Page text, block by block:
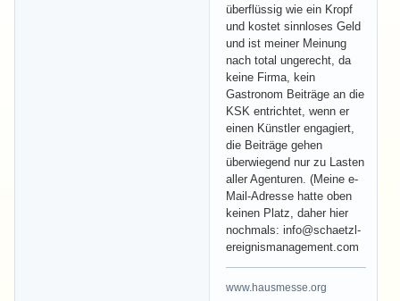
überflüssig wie ein Kropf
und kostet sinnloses Geld
und ist meiner Meinung
nach total ungerecht, da
keine Firma, kein
Gastronom Beiträge an die
KSK entrichtet, wenn er
einen Künstler engagiert,
die Beiträge gehen
überwiegend nur zu Lasten
aller Agenturen. (Meine e-
Mail-Adresse hatte oben
keinen Platz, daher hier
nochmals: info@schaetzl-
ereignismanagement.com
www.hausmesse.org